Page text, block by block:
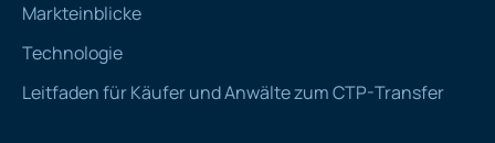
Markteinblicke
Technologie
Leitfaden für Käufer und Anwälte zum CTP-Transfer